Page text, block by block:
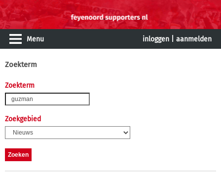
Menu inloggen aanmelden
Zoekterm
Zoekterm
Zoekgebied